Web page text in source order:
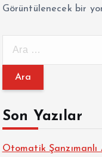
Görüntülenecek bir
m
:Son Yazılar
Otomatik